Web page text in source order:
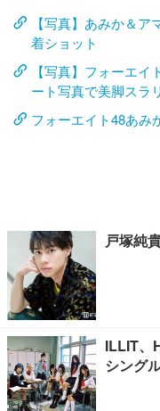
【写真】あみか＆
着ショット
【写真】フォーエ
ート写真で美脚スラリ
フォーエイト48あみ
戸塚純
ILLIT、
シング